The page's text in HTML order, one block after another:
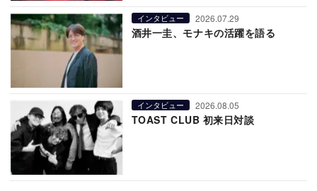
インタビュー 2026.07.29
酒井一圭、モナキの活躍を語る
インタビュー 2026.08.05
TOAST CLUB 初来日対談